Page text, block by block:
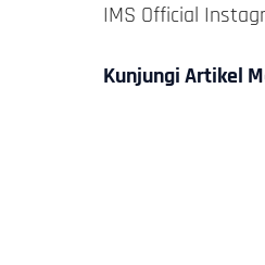
IMS Official
Kunjungi Artikel